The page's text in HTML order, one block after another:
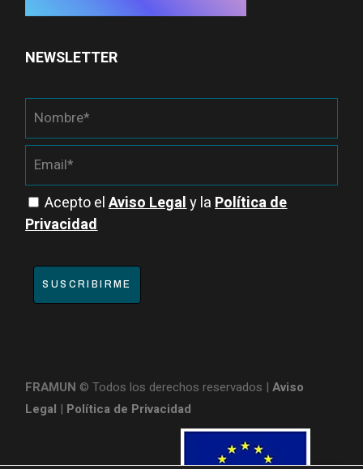
NEWSLETTER
Acepto elAviso Legaly laPolítica de
Privacidad
SUSCRIBIRME
FRAMUN © Todos los derechos reservados |Aviso
Legal | Política de Privacidad